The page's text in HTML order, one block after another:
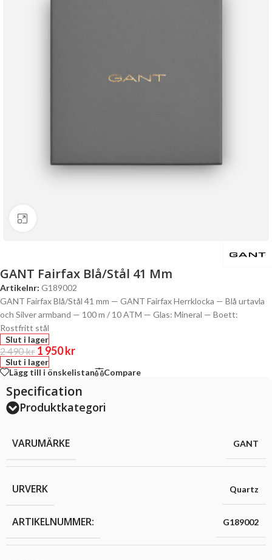
GANT Fairfax Blå/Stål 41 Mm
Artikelnr: G189002
GANT Fairfax Blå/Stål 41 mm — GANT Fairfax Herrklocka — Blå urtavla
och Silver armband — 100 m / 10 ATM — Glas: Mineral — Boett:
Rostfritt stål
Slut i lager
2 490kr 1 950kr
Slut i lager
Lägg till i önskelistan
Compare
Specification
Produktkategori
VARUMÄRKE GANT
URVERK Quartz
ARTIKELNUMMER: G189002